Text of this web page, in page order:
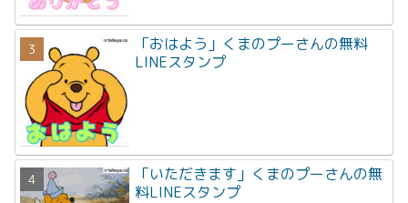
「おはよう」くまのプーさんの無料
LINEスタンプ
「いただきます」くまのプーさんの無
料LINEスタンプ